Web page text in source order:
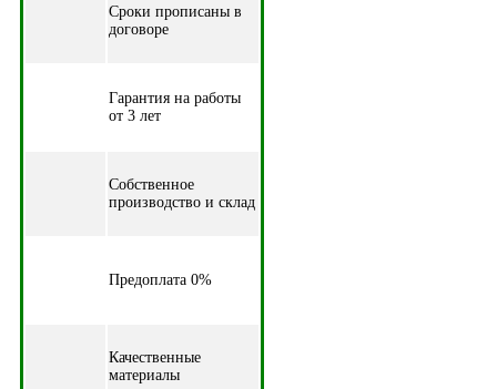
Cроки прописаны в
договоре
Гарантия на работы
от 3 лет
Собственное
производство и склад
Предоплата 0%
Качественные
материалы